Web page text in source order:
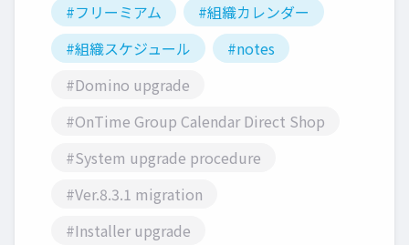
#フリーミアム
#組織カレンダー
#組織スケジュール
#notes
#Domino upgrade
#OnTime Group Calendar Direct Shop
#System upgrade procedure
#Ver.8.3.1 migration
#Installer upgrade